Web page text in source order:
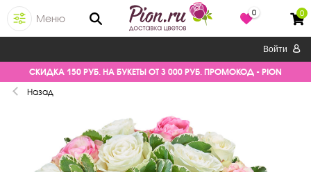
Меню
0 0
Войти
СКИДКА 150 РУБ. НА БУКЕТЫ ОТ 3 000 РУБ. ПРОМОКОД - PION
Назад